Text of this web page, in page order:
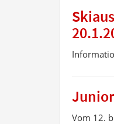
Vom 12.